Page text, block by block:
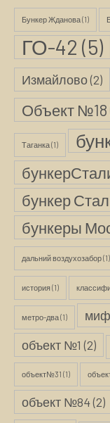
Бункер Жданова(1)
ГО-42 (5)
Измайлово(2)
Объект №18
Таганка(1)
бункер
бункеры
дальний воздухозабор(1)
история(1)
метро-два(1)
объект №1 (2)
объект№31 (1)
объект №84(2)